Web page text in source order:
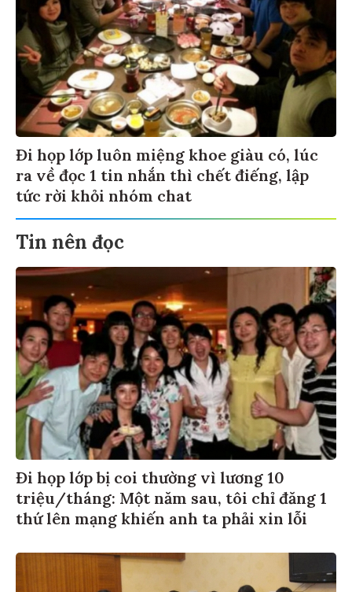
Đi họp lớp luôn miệng khoe giàu có, lúc
ra về đọc 1 tin nhắn thì chết điếng, lập
tức rời khỏi nhóm chat
Tin nên đọc
Đi họp lớp bị coi thường vì lương 10
triệu/tháng: Một năm sau, tôi chỉ đăng 1
thứ lên mạng khiến anh ta phải xin lỗi